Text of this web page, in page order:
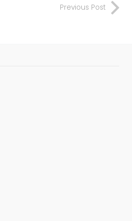
Previous Post